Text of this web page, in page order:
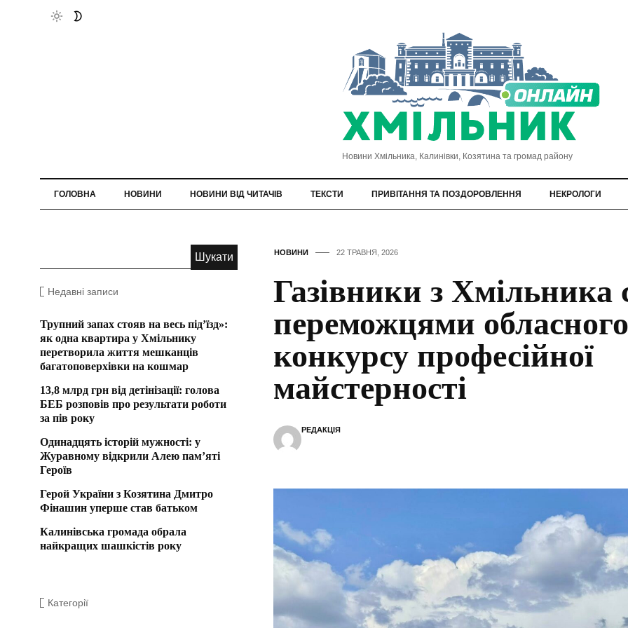
Новини Хмільника, Калинівки, Козятина та громад району
ГОЛОВНА НОВИНИ НОВИНИ ВІД ЧИТАЧІВ ТЕКСТИ ПРИВІТАННЯ ТА ПОЗДОРОВЛЕННЯ НЕКРОЛОГИ
НОВИНИ 22 ТРАВНЯ, 2026
Газівники з Хмільника
переможцями обласного
конкурсу професійної
майстерності
РЕДАКЦІЯ
Недавні записи
Трупний запах стояв на весь під’їзд»:
як одна квартира у Хмільнику
перетворила життя мешканців
багатоповерхівки на кошмар
13,8 млрд грн від детінізації: голова
БЕБ розповів про результати роботи
за пів року
Одинадцять історій мужності: у
Журавному відкрили Алею пам’яті
Героїв
Герой України з Козятина Дмитро
Фінашин уперше став батьком
Калинівська громада обрала
найкращих шашкістів року
Категорії